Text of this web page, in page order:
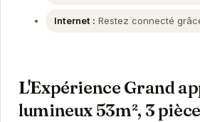
Internet : Restez connecté
L'Expérience Grand
lumineux 53m², 3